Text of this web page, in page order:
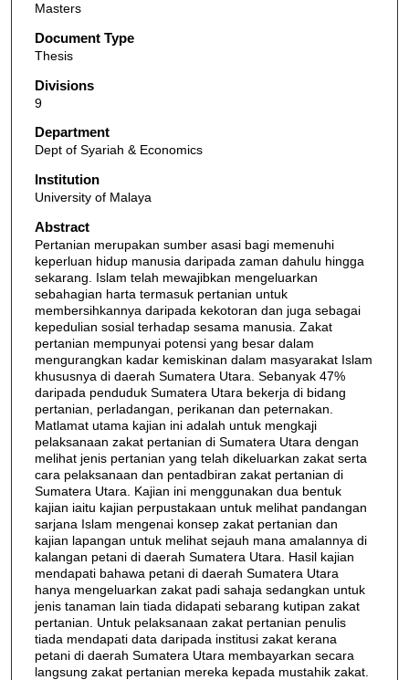
Masters
Document Type
Thesis
Divisions
9
Department
Dept of Syariah & Economics
Institution
University of Malaya
Abstract
Pertanian merupakan sumber asasi bagi memenuhi
keperluan hidup manusia daripada zaman dahulu hingga
sekarang. Islam telah mewajibkan mengeluarkan
sebahagian harta termasuk pertanian untuk
membersihkannya daripada kekotoran dan juga sebagai
kepedulian sosial terhadap sesama manusia. Zakat
pertanian mempunyai potensi yang besar dalam
mengurangkan kadar kemiskinan dalam masyarakat Islam
khususnya di daerah Sumatera Utara. Sebanyak 47%
daripada penduduk Sumatera Utara bekerja di bidang
pertanian, perladangan, perikanan dan peternakan.
Matlamat utama kajian ini adalah untuk mengkaji
pelaksanaan zakat pertanian di Sumatera Utara dengan
melihat jenis pertanian yang telah dikeluarkan zakat serta
cara pelaksanaan dan pentadbiran zakat pertanian di
Sumatera Utara. Kajian ini menggunakan dua bentuk
kajian iaitu kajian perpustakaan untuk melihat pandangan
sarjana Islam mengenai konsep zakat pertanian dan
kajian lapangan untuk melihat sejauh mana amalannya di
kalangan petani di daerah Sumatera Utara. Hasil kajian
mendapati bahawa petani di daerah Sumatera Utara
hanya mengeluarkan zakat padi sahaja sedangkan untuk
jenis tanaman lain tiada didapati sebarang kutipan zakat
pertanian. Untuk pelaksanaan zakat pertanian penulis
tiada mendapati data daripada institusi zakat kerana
petani di daerah Sumatera Utara membayarkan secara
langsung zakat pertanian mereka kepada mustahik zakat.